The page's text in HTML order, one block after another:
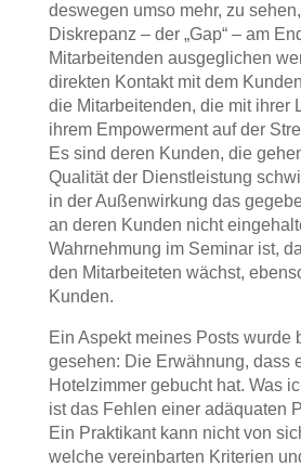
deswegen umso mehr, zu
Diskrepanz – der „Gap“ – am
Mitarbeitenden ausgeglichen
direkten Kontakt mit dem
die Mitarbeitenden, die mit ihrer
ihrem Empowerment auf der
Es sind deren Kunden, die
Qualität der Dienstleistung
in der Außenwirkung das
an deren Kunden nicht
Wahrnehmung im Seminar ist,
den Mitarbeiteten wächst,
Kunden.
Ein Aspekt meines Posts wurde
gesehen: Die Erwähnung, dass
Hotelzimmer gebucht hat. Was
ist das Fehlen einer adäquaten
Ein Praktikant kann nicht von
welche vereinbarten Kriterien